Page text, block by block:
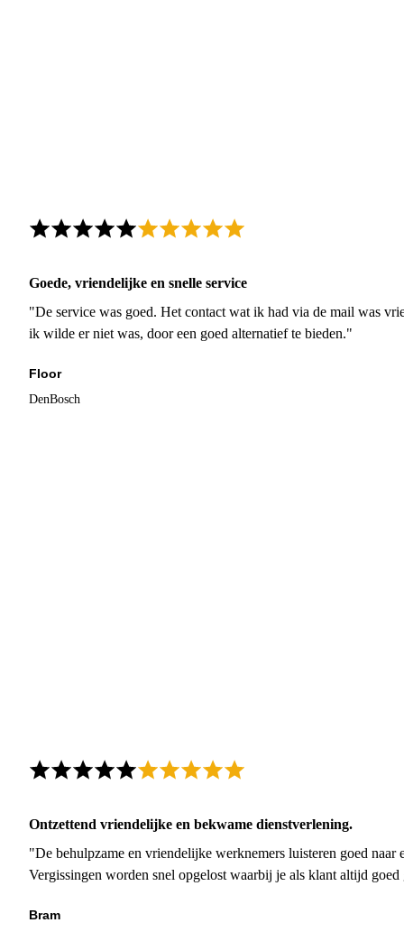
Goede, vriendelijke en snelle service
"De service was goed. Het contact wat ik had via de mail was
ik wilde er niet was, door een goed alternatief te bieden."
Floor
DenBosch
Ontzettend vriendelijke en bekwame dienstverlening.
"De behulpzame en vriendelijke werknemers luisteren goed naar
Vergissingen worden snel opgelost waarbij je als klant altijd
Bram